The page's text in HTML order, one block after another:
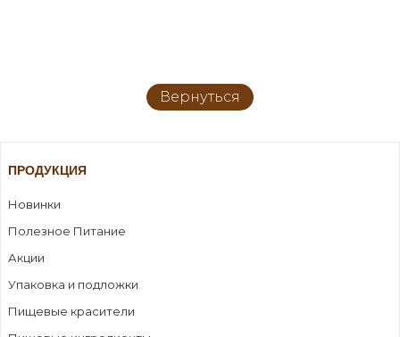
Вернуться
ПРОДУКЦИЯ
Новинки
Полезное Питание
Акции
Упаковка и подложки
Пищевые красители